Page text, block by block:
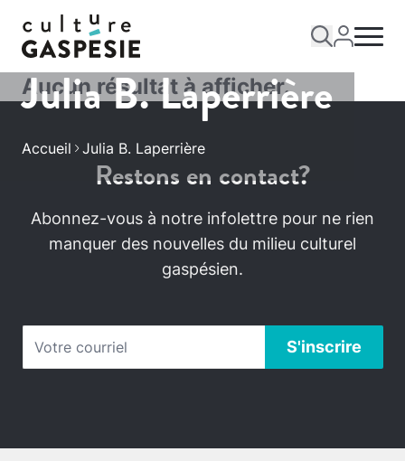
Julia B. Laperrière
Accueil Julia B. Laperrière
Aucun résultat à afficher.
Restons en contact?
Abonnez-vous à notre infolettre pour ne rien
manquer des nouvelles du milieu culturel
gaspésien.